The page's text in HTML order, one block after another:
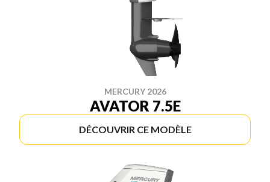
MERCURY 2026
AVATOR 7.5E
DÉCOUVRIR CE MODÈLE